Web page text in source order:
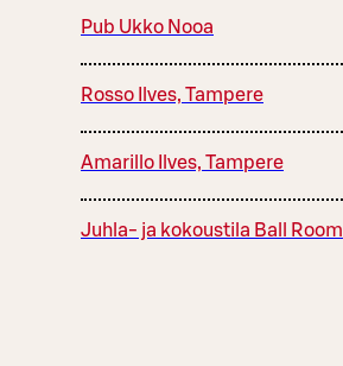
Pub Ukko Nooa
Rosso Ilves, Tampere
Amarillo Ilves, Tampere
Juhla- ja kokoustila Ball Room